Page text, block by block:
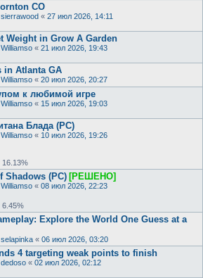
CO
sierrawood « 27 июл 2026, 14:11
Weight in Grow A Garden
Williamso « 21 июл 2026, 19:43
in Atlanta GA
Williamso « 20 июл 2026, 20:27
к любимой игре
Williamso « 15 июл 2026, 19:03
Блада (PC)
Williamso « 10 июл 2026, 19:26
16.13%
Shadows (PC) [РЕШЕНО]
Williamso « 08 июл 2026, 22:23
6.45%
Explore the World One Guess at a
selapinka « 06 июл 2026, 03:20
4 targeting weak points to finish
dedoso « 02 июл 2026, 02:12